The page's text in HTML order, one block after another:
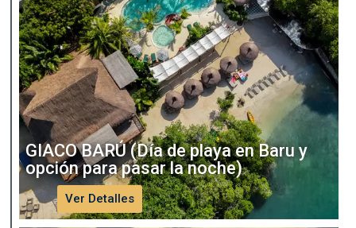
GIACO BARÚ (Día de playa en Baru y
opción para pasar la noche)
Ver Detalles